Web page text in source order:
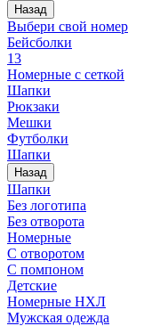
Назад
Выбери свой номер
Бейсболки
13
Номерные с сеткой
Шапки
Рюкзаки
Мешки
Футболки
Шапки
Назад
Шапки
Без логотипа
Без отворота
Номерные
С отворотом
С помпоном
Детские
Номерные НХЛ
Мужская одежда